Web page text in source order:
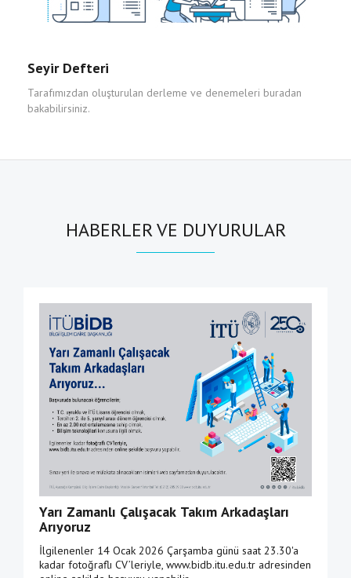
Seyir Defteri
Tarafımızdan oluşturulan derleme ve denemeleri buradan
bakabilirsiniz.
HABERLER VE DUYURULAR
Yarı Zamanlı Çalışacak Takım Arkadaşları
Arıyoruz
İlgilenenler 14 Ocak 2026 Çarşamba günü saat 23.30'a
kadar fotoğraflı CV’leriyle, www.bidb.itu.edu.tr adresinden